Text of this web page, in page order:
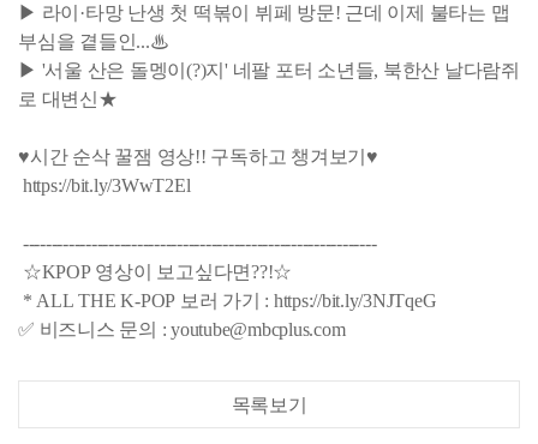
▶ 라이·타망 난생 첫 떡볶이 뷔페 방문! 근데 이제 불타는 맵
부심을 곁들인...♨
▶ '서울 산은 돌멩이(?)지' 네팔 포터 소년들, 북한산 날다람쥐
로 대변신★
♥시간 순삭 꿀잼 영상!! 구독하고 챙겨보기♥
https://bit.ly/3WwT2El
--------------------------------------------------------------
☆KPOP 영상이 보고싶다면??!☆
* ALL THE K-POP 보러 가기 : https://bit.ly/3NJTqeG
✅ 비즈니스 문의 : youtube@mbcplus.com
목록보기